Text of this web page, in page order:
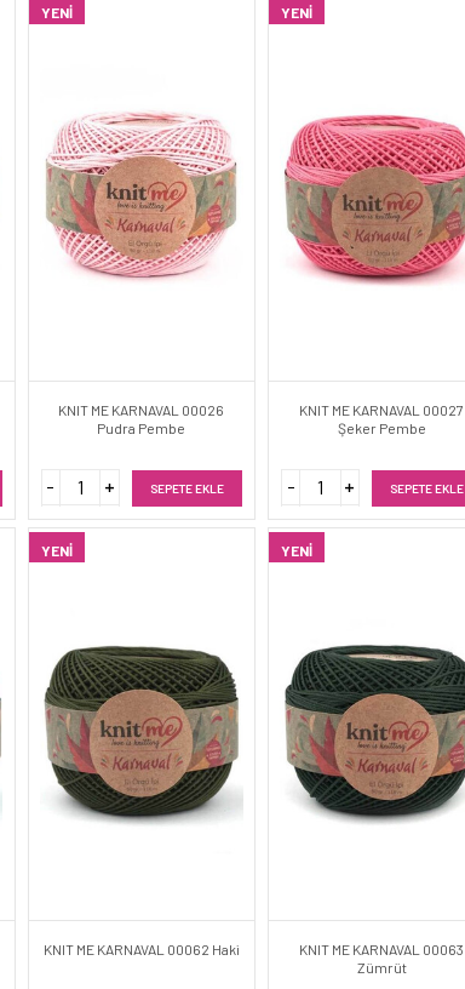
YENI
KNIT ME KARNAVAL 00026
Pudra Pembe
SEPETE EKLE
YENI
KNIT ME KARNAVAL 00027
Şeker Pembe
SEPETE EKLE
YENI
KNIT ME KARNAVAL 00062 Haki
YENI
KNIT ME KARNAVAL 00063
Zümrüt